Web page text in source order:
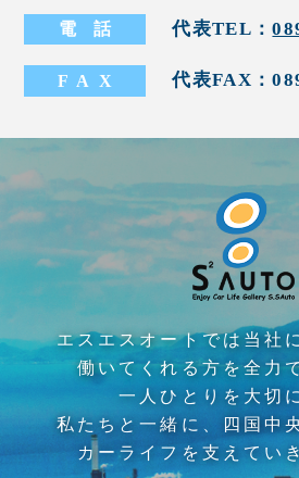
電話 代表TEL：
FA X 代表FAX：
エスエスオートでは当社
働いてくれる方を全力
一人ひとりを大切
私たちと一緒に、四国中
カーライフを支えてい